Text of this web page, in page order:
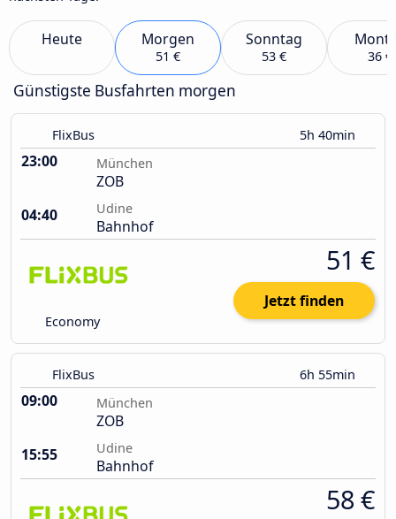
Heute Morgen
51 €
Sonntag
53 € 36 €
Günstigste Busfahrten morgen
FlixBus 5h 40min
23:00 München
ZOB
04:40
Udine
Bahnhof
Economy
51 €
Jetzt finden
FlixBus 6h 55min
09:00 München
ZOB
15:55
Udine
Bahnhof
58 €